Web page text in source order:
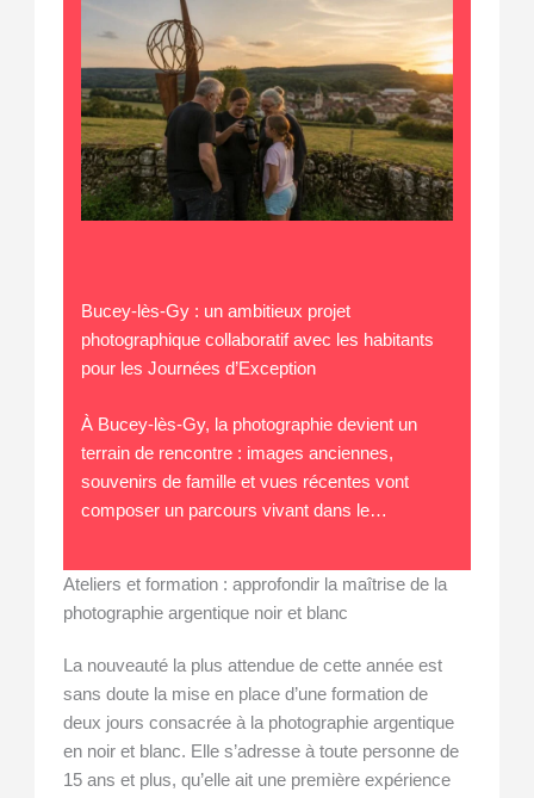
Bucey-lès-Gy : un ambitieux projet
photographique collaboratif avec les habitants
pour les Journées d’Exception
À Bucey-lès-Gy, la photographie devient un
terrain de rencontre : images anciennes,
souvenirs de famille et vues récentes vont
composer un parcours vivant dans le…
Ateliers et formation : approfondir la maîtrise de la
photographie argentique noir et blanc
La nouveauté la plus attendue de cette année est
sans doute la mise en place d’une formation de
deux jours consacrée à la photographie argentique
en noir et blanc. Elle s’adresse à toute personne de
15 ans et plus, qu’elle ait une première expérience